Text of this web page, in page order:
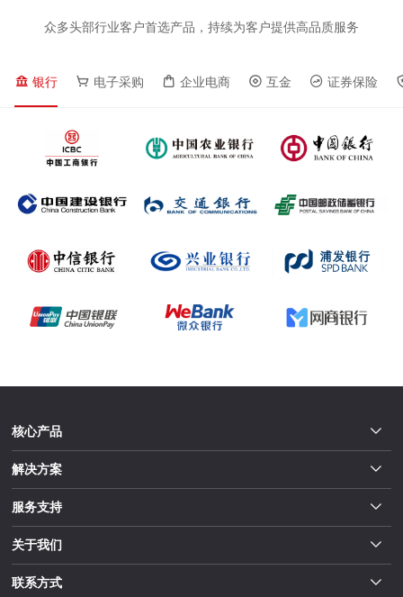
众多头部行业客户首选产品，持续为客户提供高品质服务
银行 电子采购 企业电商 互金 证券保险
核心产品
解决方案
服务支持
关于我们
联系方式